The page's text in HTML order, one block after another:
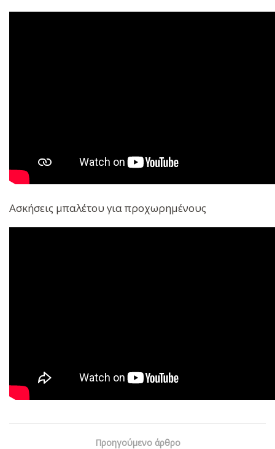
Ασκήσεις μπαλέτου για προχωρημένους
Προηγούμενο άρθρο